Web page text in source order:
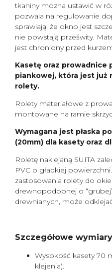
tkaniny mozna ustawić w
pozwala na regulowanie
sprawiają, że okno jest
nie powstają prześwity.
jest chroniony przed
Kasetę oraz prowadnice
piankowej, która jest już
rolety.
Rolety materiałowe z
montowane na ramie
Wymagana jest płaska
(20mm) dla kasety oraz
Roletę naklejaną SUITA
PVC o gładkiej
zastosowania rolety do
drewnopodobnej o
drewnianych, może
Szczegółowe wymiary
Wysokość kasety 70
klejenia).